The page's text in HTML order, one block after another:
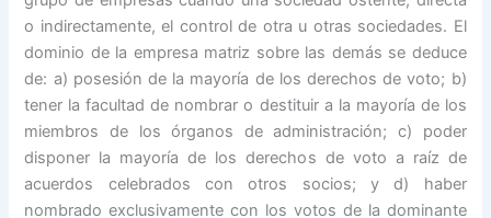
o indirectamente, el control de otra u otras sociedades. El
dominio de la empresa matriz sobre las demás se deduce
de: a) posesión de la mayoría de los derechos de voto; b)
tener la facultad de nombrar o destituir a la mayoría de los
miembros de los órganos de administración; c) poder
disponer la mayoría de los derechos de voto a raíz de
acuerdos celebrados con otros socios; y d) haber
nombrado exclusivamente con los votos de la dominante